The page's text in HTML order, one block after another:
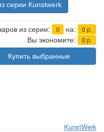
серии Kunstwerk
из серии: 0 на: 0 р.
Вы экономите: 0 р.
Купить выбранные
KunstWerk